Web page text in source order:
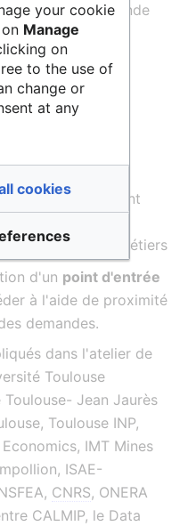
création ou demande
stockage des
au
dépôt et au
l’accompagnement
pluri-métiers
d'un point d'entrée
à l'aide de proximité
demandes.
dans l'atelier de
Toulouse
Jean Jaurès
Toulouse INP,
IMT Mines
ISAE-
CNRS, ONERA
CALMIP, le Data
your cookie
Manage
on
to the use of
change or
at any
cookies